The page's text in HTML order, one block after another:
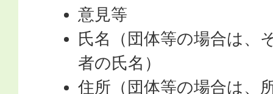
意見等
氏名（団体等の場合は、
者の氏名）
住所（団体等の場合は、